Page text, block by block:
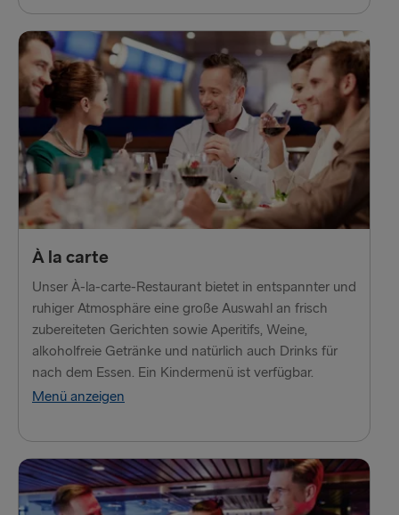
À la carte
Unser À-la-carte-Restaurant bietet in entspannter und
ruhiger Atmosphäre eine große Auswahl an frisch
zubereiteten Gerichten sowie Aperitifs, Weine,
alkoholfreie Getränke und natürlich auch Drinks für
nach dem Essen. Ein Kindermenü ist verfügbar.
Menü anzeigen